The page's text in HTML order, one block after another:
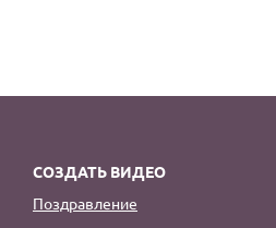
СОЗДАТЬ ВИДЕО
Поздравление